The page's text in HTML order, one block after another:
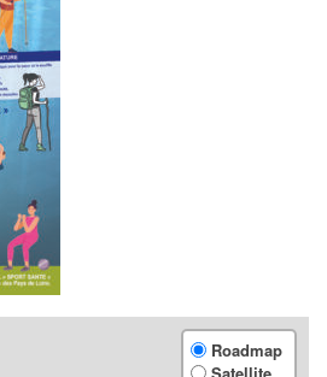
Roadmap
Satellite